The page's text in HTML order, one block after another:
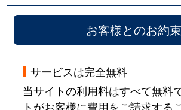
お客様とのお約束
サービスは完全無料
当サイトの利用料はすべて無料
トがお客様に費用をご請求する